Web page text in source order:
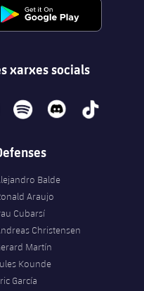
xarxes socials
spotify discord tiktok
Balde
Araujo
Cubarsí
Christensen
Martín
Kounde
García